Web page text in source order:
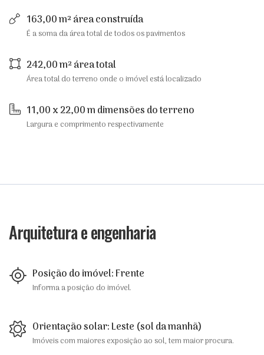
163,00 m² área construída
É a soma da área total de todos os pavimentos
242,00 m² área total
Área total do terreno onde o imóvel está localizado
11,00 x 22,00 m dimensões do terreno
Largura e comprimento respectivamente
Arquitetura e engenharia
Posição do imóvel: Frente
Informa a posição do imóvel.
Orientação solar: Leste (sol da manhã)
Imóveis com maiores exposição ao sol, tem maior procura.